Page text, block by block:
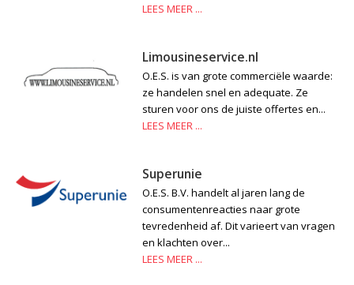
LEES MEER ...
Limousineservice.nl
O.E.S. is van grote commerciële waarde:
ze handelen snel en adequate. Ze
sturen voor ons de juiste offertes en...
LEES MEER ...
Superunie
O.E.S. B.V. handelt al jaren lang de
consumentenreacties naar grote
tevredenheid af. Dit varieert van vragen
en klachten over...
LEES MEER ...